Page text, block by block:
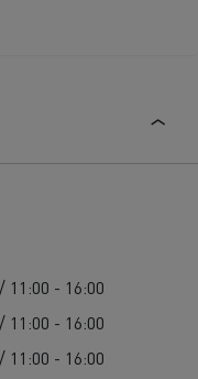
11:00 - 16:00
11:00 - 16:00
11:00 - 16:00